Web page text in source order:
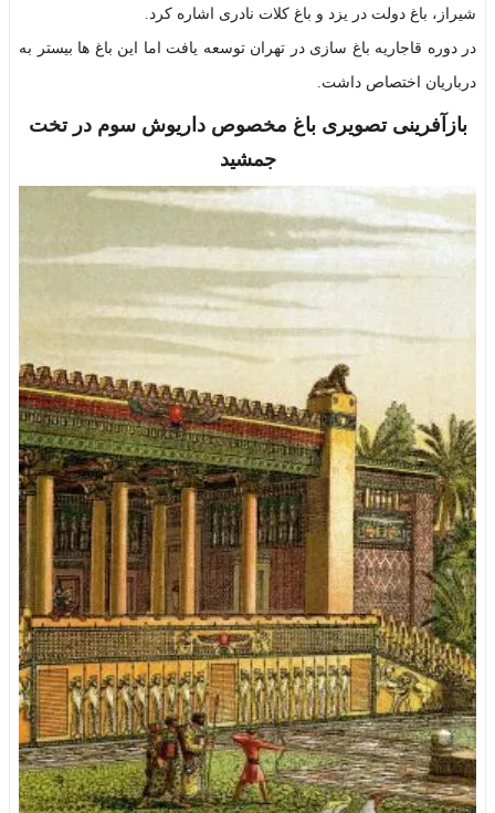
شیراز، باغ دولت در یزد و باغ کلات نادری اشاره کرد.
در دوره قاجاریه باغ سازی در تهران توسعه یافت اما این باغ ها بیستر به
درباریان اختصاص داشت.
بازآفرینی تصویری باغ مخصوص داریوش سوم در تخت
جمشید